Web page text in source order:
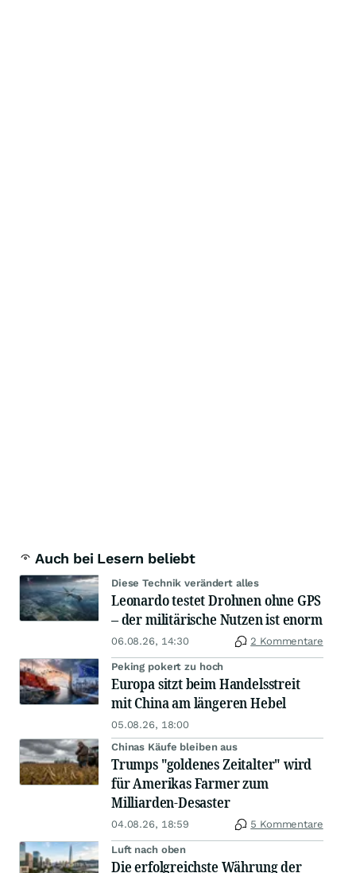
Auch bei Lesern beliebt
Diese Technik verändert alles
Leonardo testet Drohnen ohne GPS
– der militärische Nutzen ist enorm
06.08.26, 14:30 2 Kommentare
Peking pokert zu hoch
Europa sitzt beim Handelsstreit
mit China am längeren Hebel
05.08.26, 18:00
Chinas Käufe bleiben aus
Trumps "goldenes Zeitalter" wird
für Amerikas Farmer zum
Milliarden-Desaster
04.08.26, 18:59 5 Kommentare
Luft nach oben
Die erfolgreichste Währung der